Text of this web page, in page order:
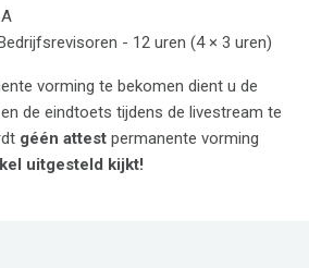
- 12 uren (4 × 3 uren)
vorming te bekomen dient u de
de eindtoets tijdens de livestream te
géén attest permanente vorming
uitgesteld kijkt!